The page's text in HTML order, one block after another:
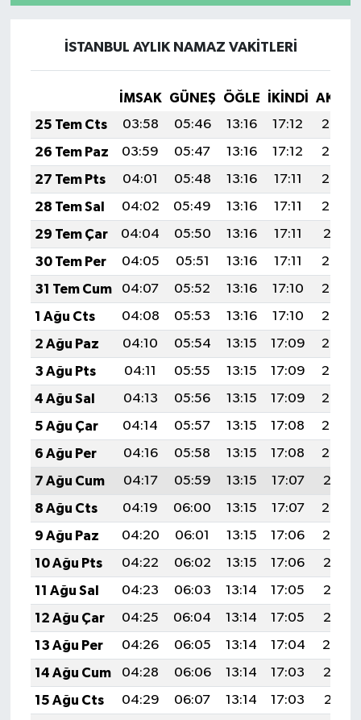
İSTANBUL AYLIK NAMAZ VAKITLERI
İMSAK GÜNEŞ ÖĞLE İKINDI
25 Tem Cts
03:58 05:46 13:16 17:12
20:35
26 Tem Paz
03:59 05:47 13:16 17:12
20:34
27 Tem Pts
04:01 05:48 13:16 17:11
20:33
28 Tem Sal
04:02 05:49 13:16 17:11
20:32
29 Tem Çar
04:04 05:50 13:16 17:11
20:31
30 Tem Per
04:05 05:51 13:16 17:11
20:30
31 Tem Cum
04:07 05:52 13:16 17:10
20:29
1 Ağu Cts
04:08 05:53 13:16 17:10
20:28
2 Ağu Paz
04:10 05:54 13:15 17:09
20:27
3 Ağu Pts
04:11 05:55 13:15 17:09
20:26
4 Ağu Sal
04:13 05:56 13:15 17:09
20:25
5 Ağu Çar
04:14 05:57 13:15 17:08
20:24
6 Ağu Per
04:16 05:58 13:15 17:08
20:23
7 Ağu Cum
04:17 05:59 13:15 17:07
20:21
8 Ağu Cts
04:19 06:00 13:15 17:07
20:20
9 Ağu Paz
04:20 06:01 13:15 17:06
20:19
10 Ağu Pts
04:22 06:02 13:15 17:06
20:18
11 Ağu Sal
04:23 06:03 13:14 17:05
20:16
12 Ağu Çar
04:25 06:04 13:14 17:05
20:15
13 Ağu Per
04:26 06:05 13:14 17:04
20:14
14 Ağu Cum
04:28 06:06 13:14 17:03
20:12
15 Ağu Cts
04:29 06:07 13:14 17:03
20:11